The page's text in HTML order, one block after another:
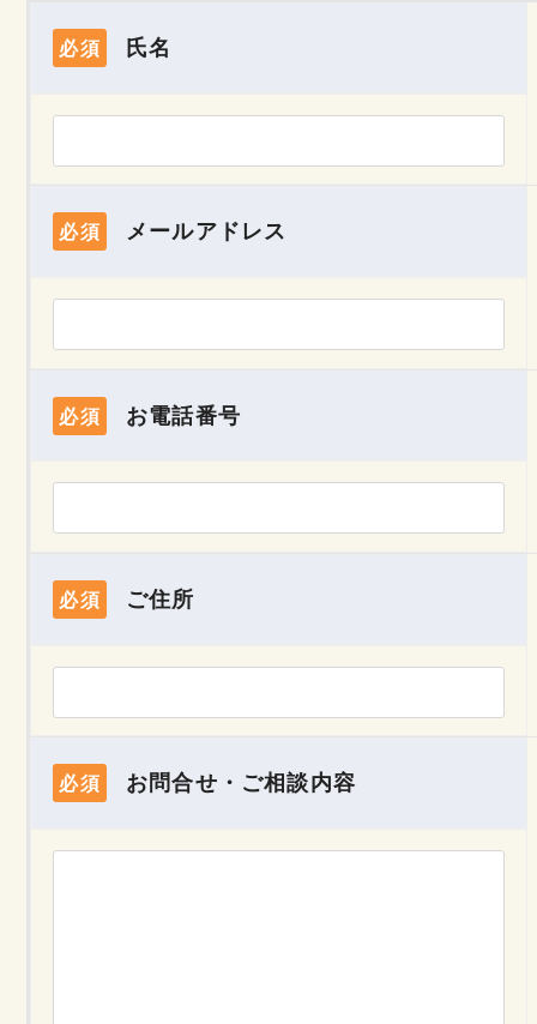
必須 氏名
必須 メールアドレス
必須 お電話番号
必須 ご住所
必須 お問合せ・ご相談内容